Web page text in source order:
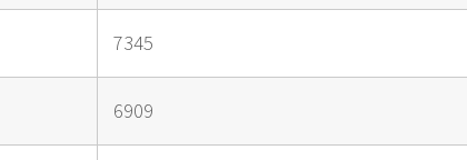
7345
6909